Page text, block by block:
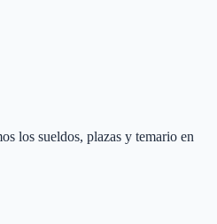
los sueldos, plazas y temario en